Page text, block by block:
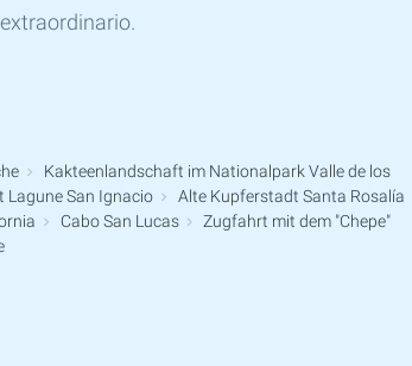
Kakteenlandschaft im Nationalpark Valle de los
Lagune San Ignacio
Alte Kupferstadt Santa Rosalía
Cabo San Lucas
Zugfahrt mit dem "Chepe"